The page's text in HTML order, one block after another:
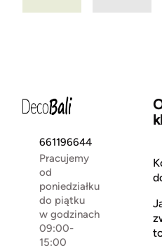
661196644
Pracujemy
od
poniedziałku
do piątku
w godzinach
09:00-
15:00